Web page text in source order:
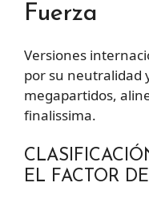
Fuerza
Versiones
por su neutralidad
megapartidos,
finalissima.
EL FACTOR